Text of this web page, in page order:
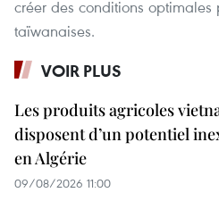
créer des conditions optimales
taïwanaises.
VOIR PLUS
Les produits agricoles
disposent d’un potentiel
en Algérie
09/08/2026 11:00